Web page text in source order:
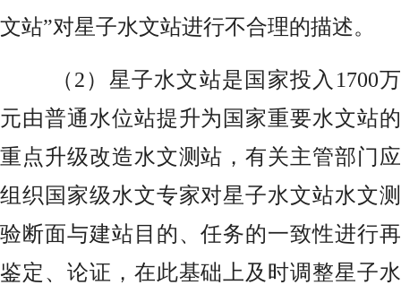
文站”对星子水文站进行不合理的描述。
（2）星子水文站是国家投入1700万
元由普通水位站提升为国家重要水文站的
重点升级改造水文测站，有关主管部门应
组织国家级水文专家对星子水文站水文测
验断面与建站目的、任务的一致性进行再
鉴定、论证，在此基础上及时调整星子水